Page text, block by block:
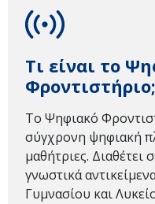
Τι είναι το
Φροντιστήριο;
Το Ψηφιακό
σύγχρονη ψηφιακή
μαθήτριες.
γνωστικά
Γυμνασίου και